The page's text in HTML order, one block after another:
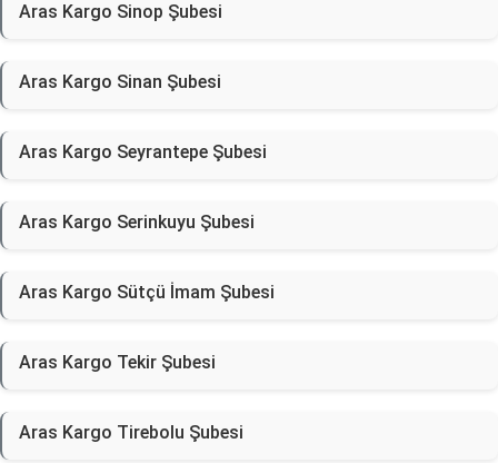
Aras Kargo Sinop Şubesi
Aras Kargo Sinan Şubesi
Aras Kargo Seyrantepe Şubesi
Aras Kargo Serinkuyu Şubesi
Aras Kargo Sütçü İmam Şubesi
Aras Kargo Tekir Şubesi
Aras Kargo Tirebolu Şubesi